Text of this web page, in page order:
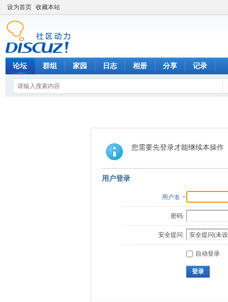
设为首页 收藏本站
论坛 群组 家园 日志 相册 分享 记录
您需要先登录才能继续本操作
用户登录
用户名
密码:
安全提问:
自动登录
登录